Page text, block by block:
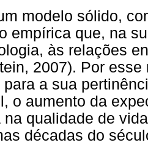
modelo sólido,
empírica que, na
às relações
2007). Por
para a sua
o aumento da
na qualidade de
décadas do